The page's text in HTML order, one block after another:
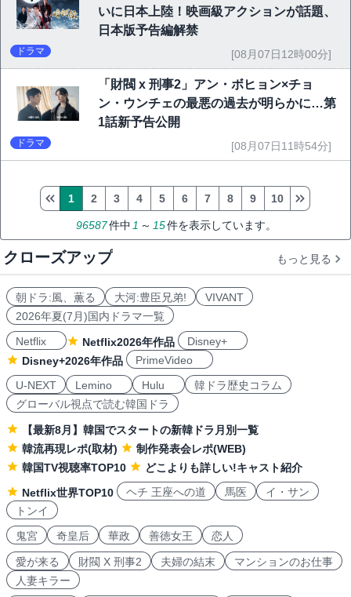
いに日本上陸！映画級アクションが話題、
日本版予告編解禁
ドラマ [08月07日12時00分]
「財閥 x 刑事2」アン・ボヒョン×チョ
ン・ウンチェの最悪の過去が明らかに…第
1話新予告公開
ドラマ [08月07日11時54分]
96587件中 1 ～ 15件を表示しています。
1 2 3 4 5 6 7 8 9 10
クローズアップ もっと見る
朝ドラ:風、薫る 大河:豊臣兄弟!
VIVANT
2026年夏(7月)国内ドラマ一覧
Netflix
Netflix2026年作品
Disney+
Disney+2026年作品
PrimeVideo
U-NEXT
Lemino Hulu
韓ドラ歴史コラム
グローバル視点で読む韓国ドラ
【最新8月】韓国でスタートの新韓ドラ月別一覧
韓流再現レポ(取材)
制作発表会レポ(WEB)
韓国TV視聴率TOP10
どこよりも詳しい!キャスト紹介
Netflix世界TOP10
ヘチ 王座への道 馬医
イ・サン
トンイ
鬼宮
奇皇后 華政 善徳女王 恋人
愛が来る 財閥 X 刑事2 夫婦の結末
マンションのお仕事
人妻キラー